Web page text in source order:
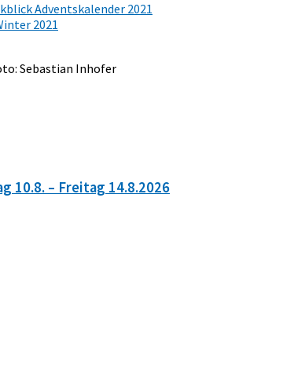
Adventskalender 2021
2021
Sebastian Inhofer
10.8. – Freitag 14.8.2026